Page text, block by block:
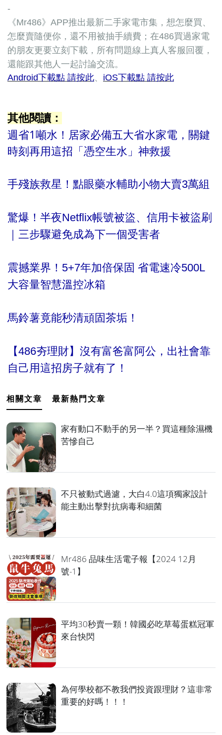
-
《Mr486》APP推出最新二手家電市集，想怎麼買、
怎麼賣隨便你，還不用被抽手續費；在486買過家電
的朋友更要立刻下載，所有問題線上真人客服回覆，
還能跟其他人一起討論交流。
Android下載點 請按此、 iOS下載點 請按此
其他閱讀：
週省1噸水！居家必備五大省水家電，關鍵
時刻再用這招「憑空生水」神救援
手殘族救星！點眼藥水輔助小物大賣3萬組
驚爆！半夜Netflix帳號被盜、信用卡被盜刷
｜三步驟避免成為下一個受害者
震撼業界！5+7年加倍保固 省電速冷500L
大容量智慧溫控冰箱
馬鈴薯竟能秒清頑固茶垢！
【486夯理財】沒有富爸富阿公，出社會靠
自己用這招房子就有了！
相關文章 最新熱門文章
家有動口不動手的另一半？買這種除濕機
苦慘自己
不只被動式過濾，大白4.0這項獨家設計
能主動出擊對抗病毒和細菌
Mr486 品味生活電子報【2024 12月
號-1】
平均30秒賣一顆！韓國必吃草莓蛋糕冠軍
來台快閃
為何學校都不教我們投資跟理財？這非常
重要的好嗎！！！